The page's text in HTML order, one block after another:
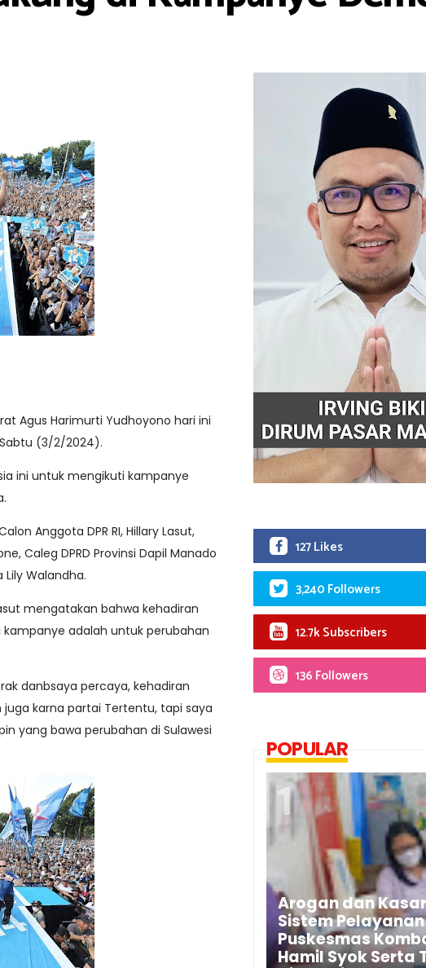
Agus Harimurti Yudhoyono hari ini
(3/2/2024).
ini untuk mengikuti kampanye
Anggota DPR RI, Hillary Lasut,
Caleg DPRD Provinsi Dapil Manado
Lily Walandha.
mengatakan bahwa kehadiran
adalah untuk perubahan
danbsaya percaya, kehadiran
karna partai Tertentu, tapi saya
yang bawa perubahan di Sulawesi
127 Likes
3,240 Followers
12.7k Subscribers
136 Followers
POPULAR
Arogan dan Kasar
Sistem Pelayanan
Puskesmas
Hamil Syok Serta